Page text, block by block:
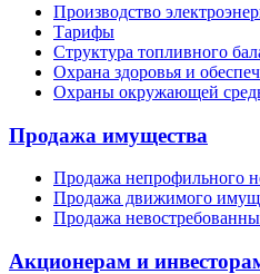
Производство
Тарифы
Структура топливного
Охрана здоровья и
Охраны окружающей
Продажа имущества
Продажа непрофильного
Продажа движимого
Продажа
Акционерам и